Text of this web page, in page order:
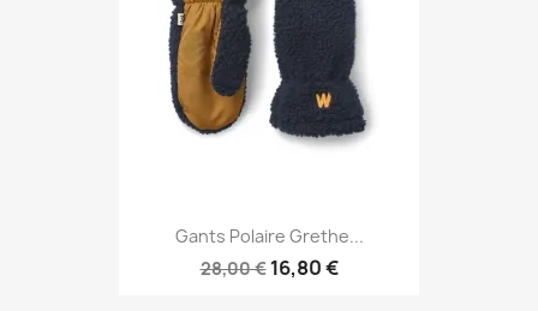
Gants Polaire Grethe...
28,00 € 16,80 €